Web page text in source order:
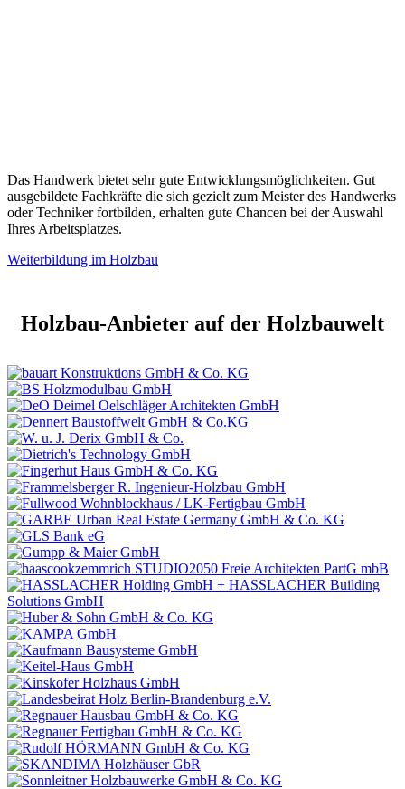
Das Handwerk bietet sehr gute Entwicklungsmöglichkeiten. Gut
ausgebildete Fachkräfte die sich gezielt zum Meister des Handwerks
oder Techniker fortbilden, erhalten gute Chancen bei der Auswahl
Ihres Arbeitsplatzes.
Weiterbildung im Holzbau
Holzbau-Anbieter auf der Holzbauwelt